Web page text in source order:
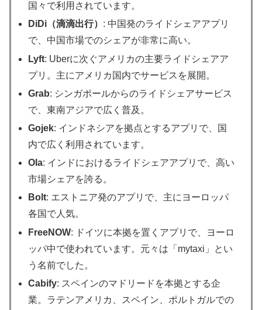
国々で利用されています。
DiDi（滴滴出行） : 中国発のライドシェアアプリ
で、中国市場でのシェアが非常に高い。
Lyft: Uberに次ぐアメリカの主要ライドシェアア
プリ。主にアメリカ国内でサービスを展開。
Grab: シンガポールからのライドシェアサービス
で、東南アジアで広く普及。
Gojek: インドネシアを拠点とするアプリで、国
内で広く利用されています。
Ola: インドにおけるライドシェアアプリで、高い
市場シェアを誇る。
Bolt: エストニア発のアプリで、主にヨーロッパ
各国で人気。
FreeNOW: ドイツに本拠を置くアプリで、ヨーロ
ッパ中で使われています。元々は「mytaxi」とい
う名前でした。
Cabify: スペインのマドリードを本拠とする企
業。ラテンアメリカ、スペイン、ポルトガルでの